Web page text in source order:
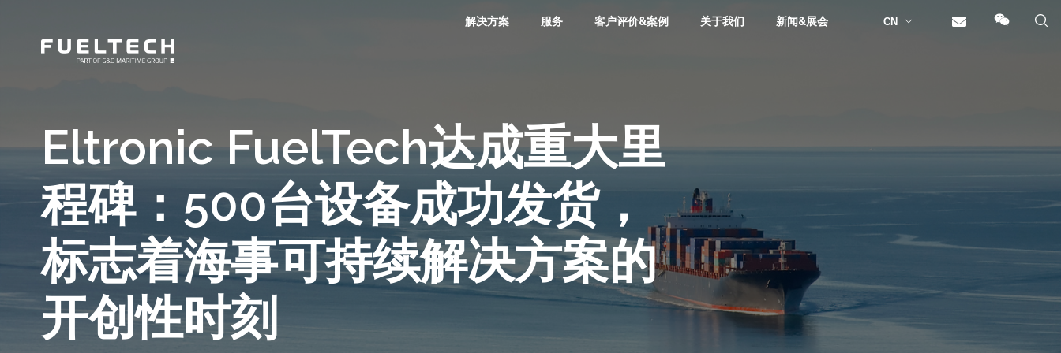
解决方案 服务 客户评价&案例 关于我们 新闻&展会 CN
Eltronic FuelTech达成重大里
程碑：500台设备成功发货，
标志着海事可持续解决方案的
开创性时刻